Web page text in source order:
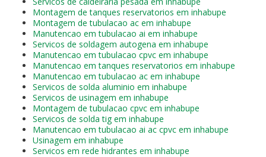
Montagem de tanques reservatorios em inhabupe
Montagem de tubulacao ac em inhabupe
Manutencao em tubulacao ai em inhabupe
Servicos de soldagem autogena em inhabupe
Manutencao em tubulacao cpvc em inhabupe
Manutencao em tanques reservatorios em inhabupe
Manutencao em tubulacao ac em inhabupe
Servicos de solda aluminio em inhabupe
Servicos de usinagem em inhabupe
Montagem de tubulacao cpvc em inhabupe
Servicos de solda tig em inhabupe
Manutencao em tubulacao ai ac cpvc em inhabupe
Usinagem em inhabupe
Servicos em rede hidrantes em inhabupe